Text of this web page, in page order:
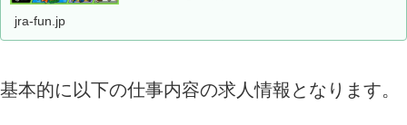
jra-fun.jp
基本的に以下の仕事内容の求人情報となります。